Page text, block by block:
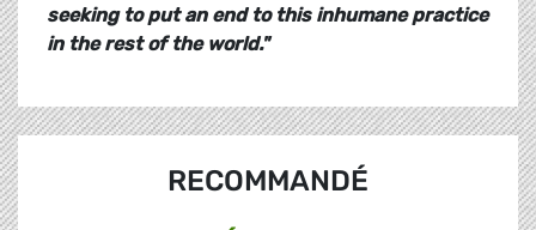
seeking to put an end to this inhumane practice
in the rest of the world."
RECOMMANDÉ